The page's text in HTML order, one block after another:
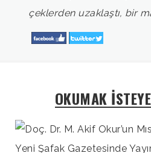
çeklerden uzaklaştı, bir
OKUMAK